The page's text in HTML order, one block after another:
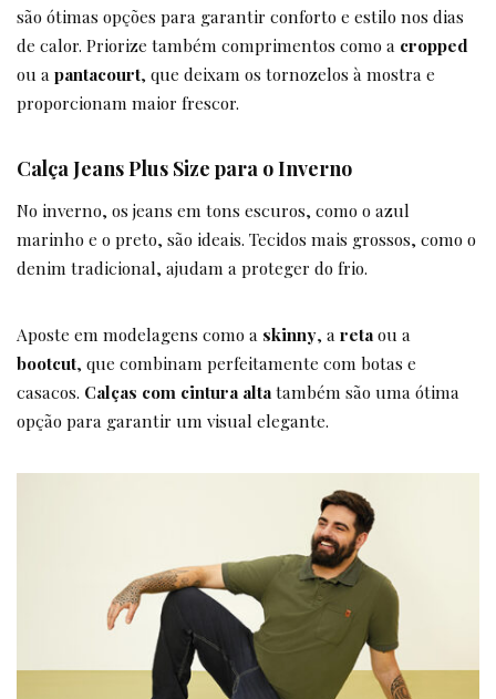
são ótimas opções para garantir conforto e estilo nos dias
de calor. Priorize também comprimentos como a cropped
ou a pantacourt, que deixam os tornozelos à mostra e
proporcionam maior frescor.
Calça Jeans Plus Size para o Inverno
No inverno, os jeans em tons escuros, como o azul
marinho e o preto, são ideais. Tecidos mais grossos, como o
denim tradicional, ajudam a proteger do frio.
Aposte em modelagens como a skinny, a retaou a
bootcut, que combinam perfeitamente com botas e
casacos. Calças com cintura altatambém são uma ótima
opção para garantir um visual elegante.